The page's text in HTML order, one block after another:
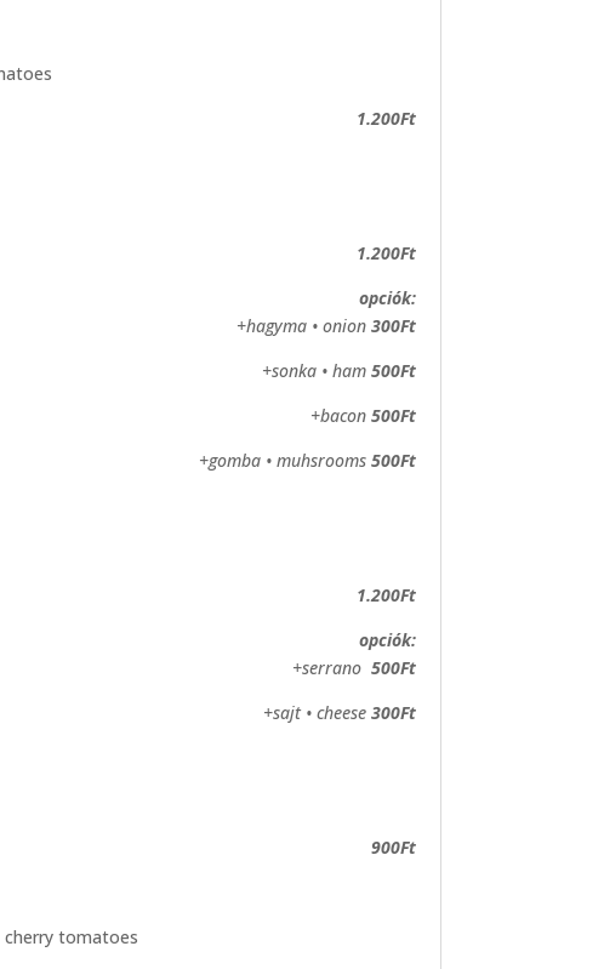
1.200Ft
1.200Ft
opciók:
+hagyma • onion300Ft
+sonka • ham500Ft
+bacon500Ft
+gomba • muhsrooms500Ft
1.200Ft
opciók:
+serrano500Ft
+sajt • cheese300Ft
900Ft
cherry tomatoes